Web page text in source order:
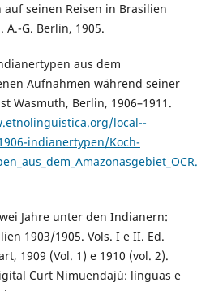
seinen Reisen in Brasilien
G. Berlin, 1905.
aus dem
Aufnahmen während seiner
Wasmuth, Berlin, 1906–1911.
local--
indianertypen/Koch-
Jahre unter den Indianern:
1903/1905. Vols. I e II. Ed.
1909 (Vol. 1) e 1910 (vol. 2).
Curt Nimuendajú: línguas e